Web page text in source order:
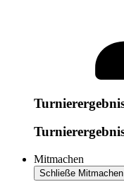
Mitmachen
Schließe Mitmachen